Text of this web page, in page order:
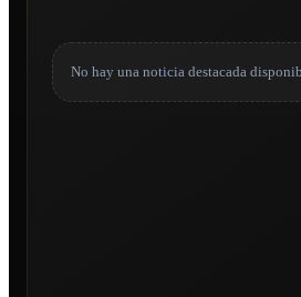
No hay una noticia destacada